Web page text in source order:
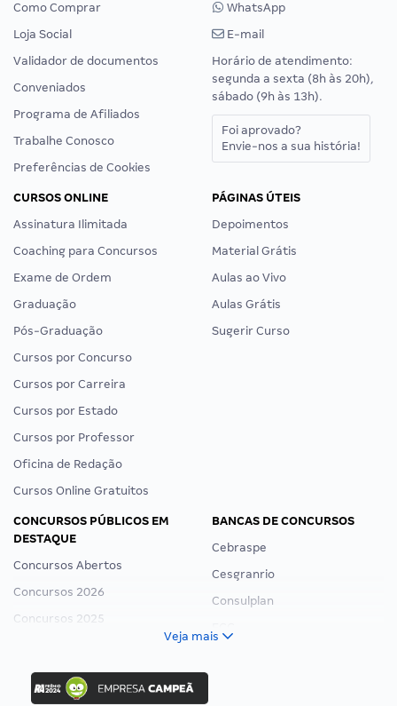
Como Comprar
Loja Social
Validador de documentos
Conveniados
Programa de Afiliados
Trabalhe Conosco
Preferências de Cookies
WhatsApp
E-mail
Horário de atendimento:
segunda a sexta (8h às 20h),
sábado (9h às 13h).
Foi aprovado?
Envie-nos a sua história!
CURSOS ONLINE
Assinatura Ilimitada
Coaching para Concursos
Exame de Ordem
Graduação
Pós-Graduação
Cursos por Concurso
Cursos por Carreira
Cursos por Estado
Cursos por Professor
Oficina de Redação
Cursos Online Gratuitos
PÁGINAS ÚTEIS
Depoimentos
Material Grátis
Aulas ao Vivo
Aulas Grátis
Sugerir Curso
CONCURSOS PÚBLICOS EM
DESTAQUE
Concursos Abertos
Concursos 2026
Concursos 2025
Concurso Ibama
Concurso MPU
BANCAS DE CONCURSOS
Cebraspe
Cesgranrio
Consulplan
Veja mais